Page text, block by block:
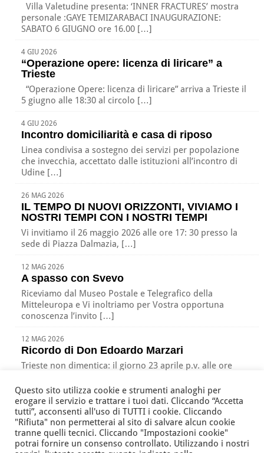
Villa Valetudine presenta: ‘INNER FRACTURES’ mostra
personale :GAYE TEMIZARABACI INAUGURAZIONE:
SABATO 6 GIUGNO ore 16.00 […]
4 GIU 2026
“Operazione opere: licenza di liricare” a
Trieste
“Operazione Opere: licenza di liricare” arriva a Trieste il
5 giugno alle 18:30 al circolo […]
4 GIU 2026
Incontro domiciliarità e casa di riposo
Linea condivisa a sostegno dei servizi per popolazione
che invecchia, accettato dalle istituzioni all’incontro di
Udine […]
26 MAG 2026
IL TEMPO DI NUOVI ORIZZONTI, VIVIAMO I
NOSTRI TEMPI CON I NOSTRI TEMPI
Vi invitiamo il 26 maggio 2026 alle ore 17: 30 presso la
sede di Piazza Dalmazia, […]
12 MAG 2026
A spasso con Svevo
Riceviamo dal Museo Postale e Telegrafico della
Mitteleuropa e Vi inoltriamo per Vostra opportuna
conoscenza l’invito […]
12 MAG 2026
Ricordo di Don Edoardo Marzari
Trieste non dimentica: il giorno 23 aprile p.v. alle ore
Associazione Nazionale Tutte le Età Attive per la Solidarietà
della Regione Friuli Venezia Giulia ODV
via Battistig, 60 -33100Udine Tel/Fax +39 0432 246432
Questo sito utilizza cookie e strumenti analoghi per
erogare il servizio e trattare i tuoi dati. Cliccando “Accetta
tutti”, acconsenti all'uso di TUTTI i cookie. Cliccando
"Rifiuta" non permetterai al sito di salvare alcun cookie
tranne quelli tecnici. Cliccando "Impostazioni cookie"
potrai fornire un consenso controllato. Utilizzando i nostri